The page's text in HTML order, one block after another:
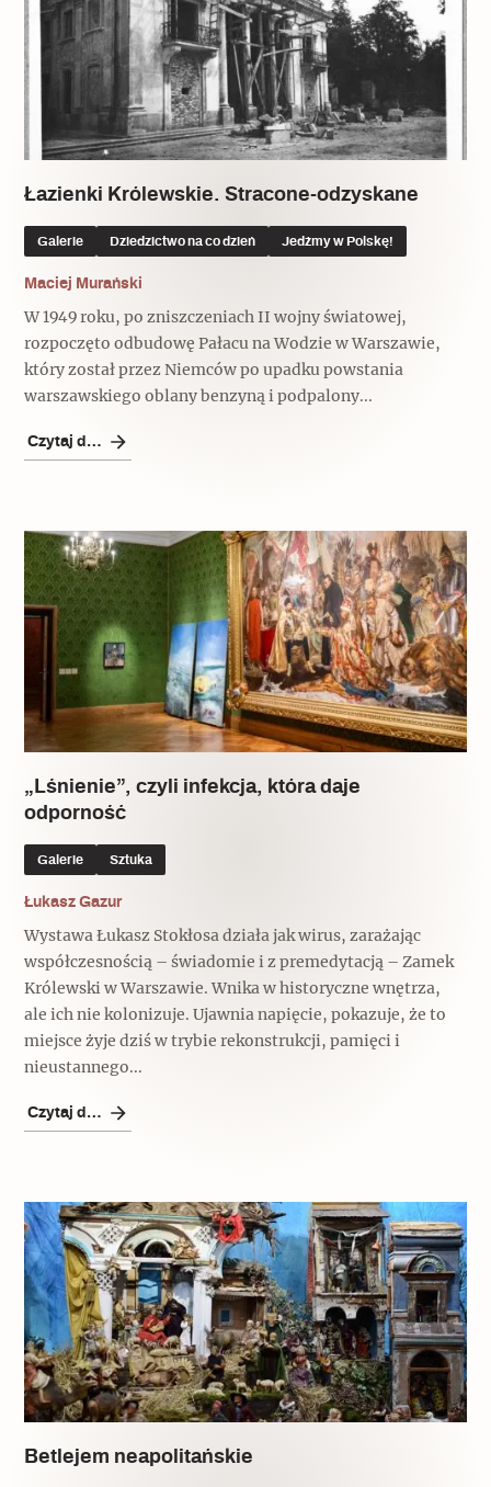
Łazienki Królewskie. Stracone-odzyskane
Galerie Dziedzictwo na co dzień Jedźmy w Polskę!
Maciej Murański
W 1949 roku, po zniszczeniach II wojny światowej,
rozpoczęto odbudowę Pałacu na Wodzie w Warszawie,
który został przez Niemców po upadku powstania
warszawskiego oblany benzyną i podpalony...
Czytaj dalej
„Lśnienie”, czyli infekcja, która daje
odporność
Galerie Sztuka
Łukasz Gazur
Wystawa Łukasz Stokłosa działa jak wirus, zarażając
współczesnością – świadomie i z premedytacją – Zamek
Królewski w Warszawie. Wnika w historyczne wnętrza,
ale ich nie kolonizuje. Ujawnia napięcie, pokazuje, że to
miejsce żyje dziś w trybie rekonstrukcji, pamięci i
nieustannego...
Czytaj dalej
Betlejem neapolitańskie